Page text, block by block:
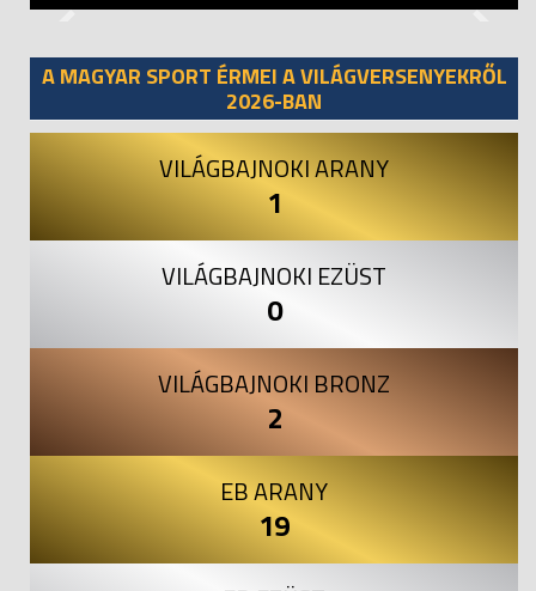
A MAGYAR SPORT ÉRMEI A VILÁGVERSENYEKRŐL
2026-BAN
VILÁGBAJNOKI ARANY
1
VILÁGBAJNOKI EZÜST
0
VILÁGBAJNOKI BRONZ
2
EB ARANY
19